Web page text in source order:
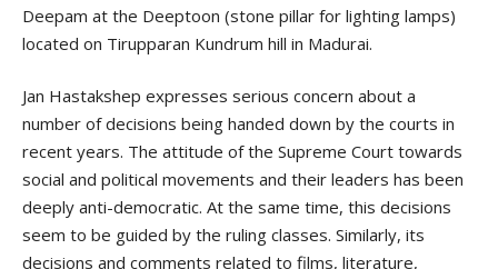
Deepam at the Deeptoon (stone pillar for lighting lamps)
located on Tirupparan Kundrum hill in Madurai.
Jan Hastakshep expresses serious concern about a
number of decisions being handed down by the courts in
recent years. The attitude of the Supreme Court towards
social and political movements and their leaders has been
deeply anti-democratic. At the same time, this decisions
seem to be guided by the ruling classes. Similarly, its
decisions and comments related to films, literature,